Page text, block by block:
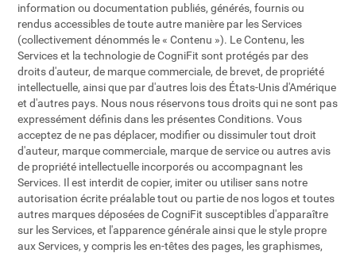
information ou documentation publiés, générés, fournis ou
rendus accessibles de toute autre manière par les Services
(collectivement dénommés le « Contenu »). Le Contenu, les
Services et la technologie de CogniFit sont protégés par des
droits d'auteur, de marque commerciale, de brevet, de propriété
intellectuelle, ainsi que par d'autres lois des États-Unis d'Amérique
et d'autres pays. Nous nous réservons tous droits qui ne sont pas
expressément définis dans les présentes Conditions. Vous
acceptez de ne pas déplacer, modifier ou dissimuler tout droit
d'auteur, marque commerciale, marque de service ou autres avis
de propriété intellectuelle incorporés ou accompagnant les
Services. Il est interdit de copier, imiter ou utiliser sans notre
autorisation écrite préalable tout ou partie de nos logos et toutes
autres marques déposées de CogniFit susceptibles d'apparaître
sur les Services, et l'apparence générale ainsi que le style propre
aux Services, y compris les en-têtes des pages, les graphismes,